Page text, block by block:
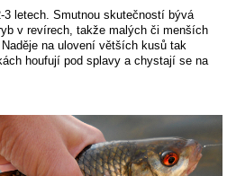
letech. Smutnou skutečností bývá
v revírech, takže malých či menších
na ulovení větších kusů tak
houfují pod splavy a chystají se na